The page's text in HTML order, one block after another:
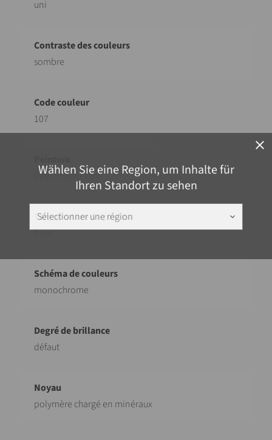
close
Wählen Sie eine Region, um Inhalte für
Ihren Standort zu sehen
Sélectionner une région keyboard_arrow_down
uni
sombre
107
Revêtement Coil
froid
monochrome
défaut
polymère chargé en minéraux